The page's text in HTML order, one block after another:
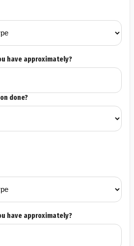
have approximately?
done?
have approximately?